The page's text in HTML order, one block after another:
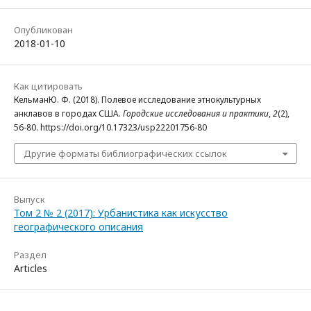
Опубликован
2018-01-10
Как цитировать
КельманЮ. Ф. (2018). Полевое исследование этнокультурных
анклавов в городах США. Городские исследования и практики,2(2),
56-80. https://doi.org/10.17323/usp22201756-80
Другие форматы библиографических ссылок
Выпуск
Том 2 № 2 (2017): Урбанистика как искусство
географического описания
Раздел
Articles